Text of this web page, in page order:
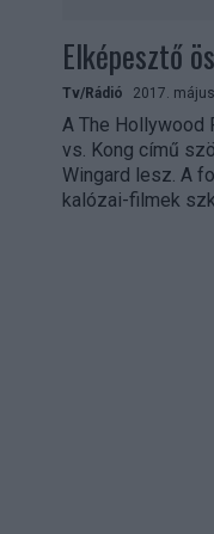
Elképesztő
Tv/Rádió 2017. május
A The Hollywood
vs. Kong című
Wingard lesz. A
kalózai-filmek